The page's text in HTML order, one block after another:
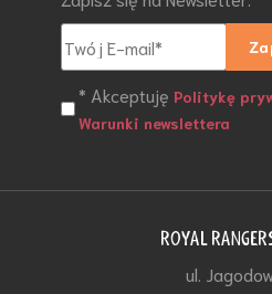
* AkceptujęPolitykę
Warunki newslettera
ROYAL
ul.